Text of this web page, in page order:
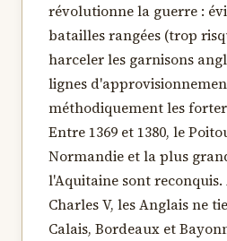
révolutionne la guerre :
batailles rangées (trop
harceler les garnisons
lignes
méthodiquement les
Entre 1369 et 1380, le
Normandie et la plus
l'Aquitaine sont
Charles V, les Anglais ne
Calais, Bordeaux et